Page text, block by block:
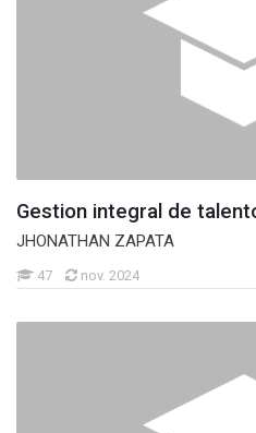
Gestion integral de
JHONATHAN ZAPATA
47 nov. 2024